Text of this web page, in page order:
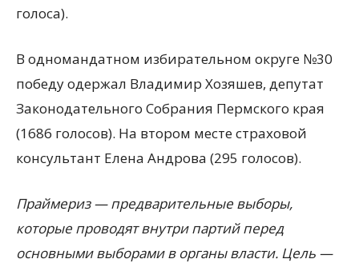
голоса).
В одномандатном избирательном округе №30
победу одержал Владимир Хозяшев, депутат
Законодательного Собрания Пермского края
(1686 голосов). На втором месте страховой
консультант Елена Андрова (295 голосов).
Праймериз — предварительные выборы,
которые проводят внутри партий перед
основными выборами в органы власти. Цель —